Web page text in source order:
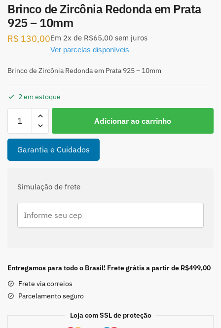
Brinco de Zircônia Redonda em Prata
925 – 10mm
R$ 130,00Em 2x de R$65,00 sem juros
Ver parcelas disponíveis
Brinco de Zircônia Redonda em Prata 925 – 10mm
2 em estoque
Zircônia
Redonda
em
925
quantidade
Adicionar ao carrinho
Garantia e Cuidados
Simulação de frete
Entregamos para todo o Brasil! Frete grátis a partir de R$499,00
Frete via correios
Parcelamento seguro
Loja com SSL de proteção